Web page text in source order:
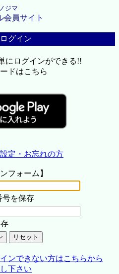
ノジマ
会員サイト
グイン
にログインができる!!
ドはこちら
定・お忘れの方
フォーム】
号を保存
ンできない方はこちらから
下さい